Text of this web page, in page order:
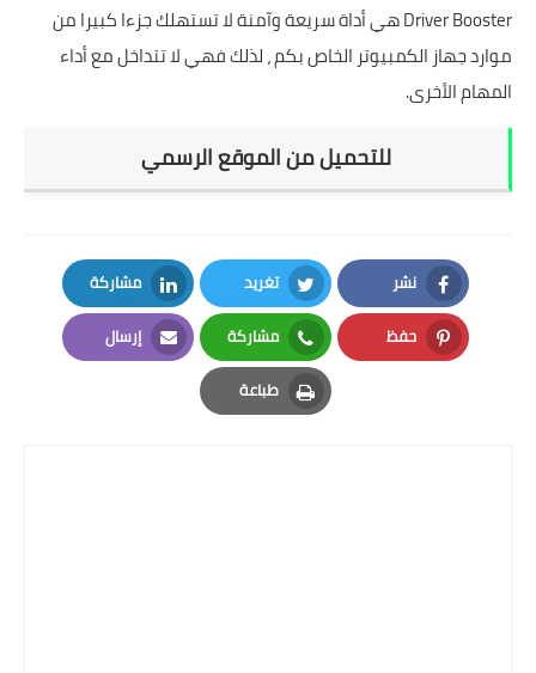
Driver Booster هي أداة سريعة وآمنة لا تستهلك جزءا كبيرا من
موارد جهاز الكمبيوتر الخاص بكم ، لذلك فهي لا تتداخل مع أداء
المهام الأخرى.
للتحميل من الموقع الرسمي
نشر
Facebook
تغريد
Twitter
مشاركة
LinkedIn
حفظ
Pinterest
مشاركة
Whatsapp
إرسال
Email
طباعة
Print